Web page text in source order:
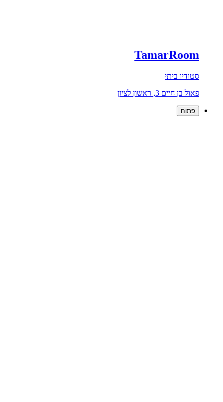
TamarRoom
סטודיו ביתי
פאול בן חיים 3, ראשון לציון
פתוח